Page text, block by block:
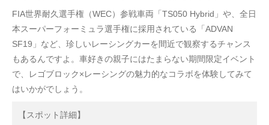
FIA世界耐久選手権（WEC）参戦車両「TS050 Hybrid」や、全日
本スーパーフォーミュラ選手権に採用されている「ADVAN
SF19」など、珍しいレーシングカーを間近で観察するチャンス
もあるんですよ。車好きの親子にはたまらない期間限定イベント
で、レゴブロック×レーシングの魅力的なコラボを体験してみて
はいかがでしょう。
【スポット詳細】